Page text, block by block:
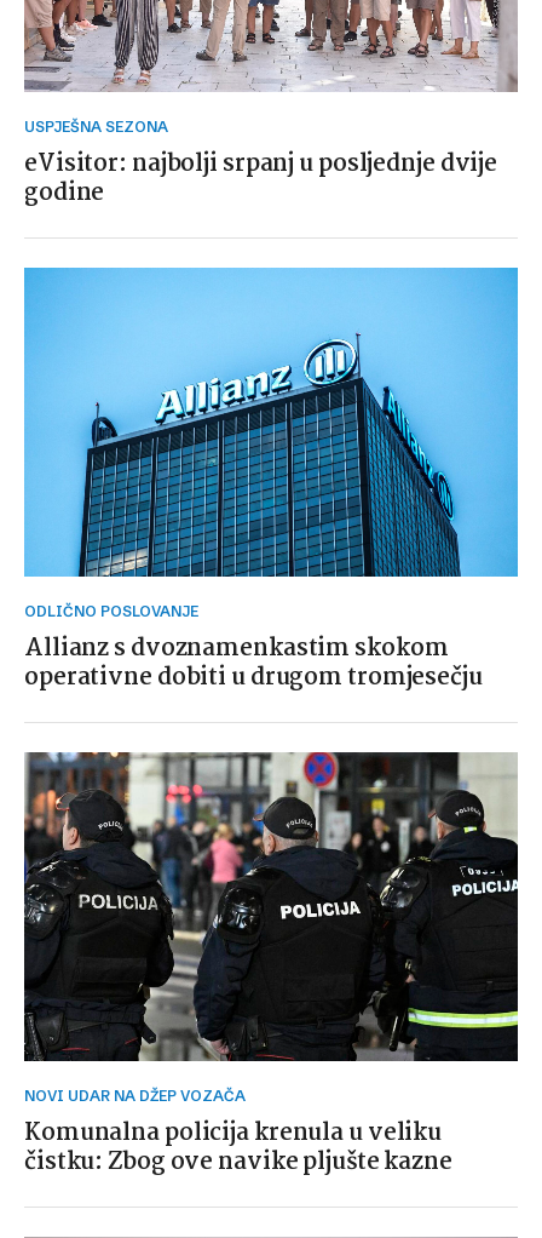
USPJEŠNA SEZONA
eVisitor: najbolji srpanj u posljednje dvije
godine
ODLIČNO POSLOVANJE
Allianz s dvoznamenkastim skokom
operativne dobiti u drugom tromjesečju
NOVI UDAR NA DŽEP VOZAČA
Komunalna policija krenula u veliku
čistku: Zbog ove navike pljušte kazne